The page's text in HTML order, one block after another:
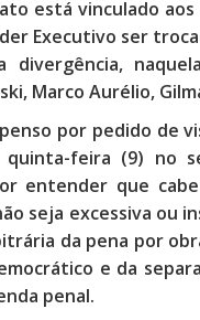
está vinculado
Executivo ser
divergência,
Marco Aurélio,
por pedido de
feira (9) no
entender que
seja excessiva ou
da pena por
e da
penal.